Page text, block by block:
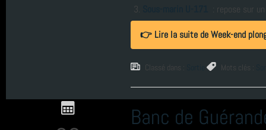
année 2011 (1)
: repose sur
👉 Lire la suite de Week-end
Classé dans : Mots clés :
Banc de